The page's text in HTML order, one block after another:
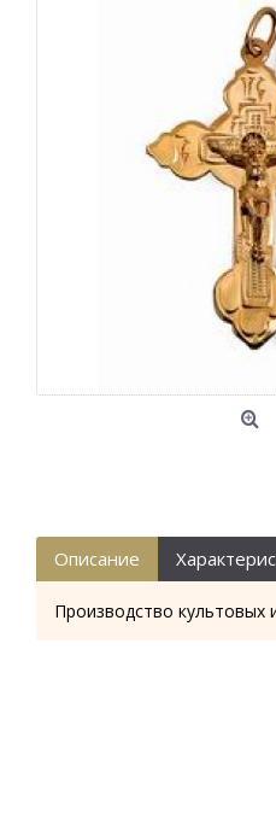
Описание
Производство культовых